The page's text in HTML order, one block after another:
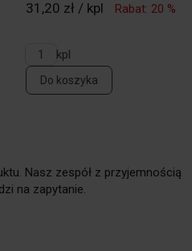
31,20 zł / kpl Rabat: 20 %
kpl
Do koszyka
Nasz zespół z przyjemnością
na zapytanie.